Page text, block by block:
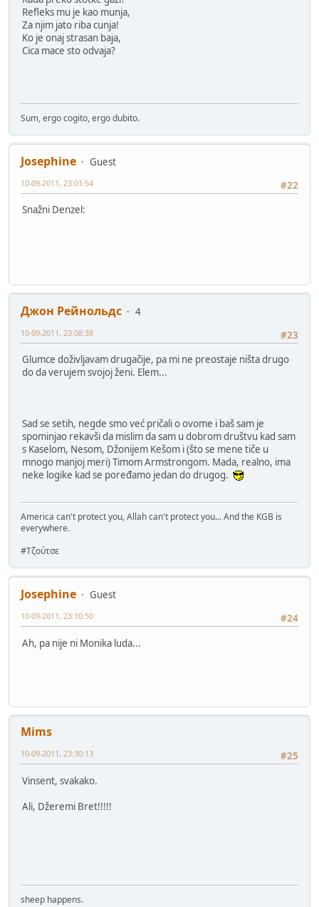
Refleks mu je kao munja,
Za njim jato riba cunja!
Ko je onaj strasan baja,
Cica mace sto odvaja?
Sum, ergo cogito, ergo dubito.
Josephine
Guest
#22
10-09-2011, 23:01:54
Snažni Denzel:
Джон Рейнольдс
4
#23
10-09-2011, 23:08:38
Glumce doživljavam drugačije, pa mi ne preostaje ništa drugo
do da verujem svojoj ženi. Elem...
Sad se setih, negde smo već pričali o ovome i baš sam je
spominjao rekavši da mislim da sam u dobrom društvu kad sam
s Kaselom, Nesom, Džonijem Kešom i (što se mene tiče u
mnogo manjoj meri) Timom Armstrongom. Mada, realno, ima
neke logike kad se poređamo jedan do drugog.
America can't protect you, Allah can't protect you... And the KGB is
everywhere.
#Τζούτσε
Josephine
Guest
#24
10-09-2011, 23:10:50
Ah, pa nije ni Monika luda...
Mims
#25
10-09-2011, 23:30:13
Vinsent, svakako.
Ali, Džeremi Bret!!!!!
sheep happens.